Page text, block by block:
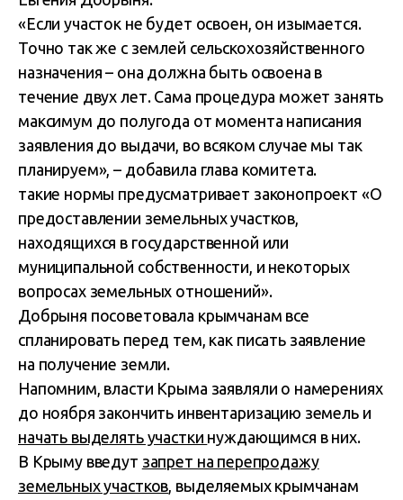
«Если участок не будет освоен, он изымается.
Точно так же с землей сельскохозяйственного
назначения – она должна быть освоена в
течение двух лет. Сама процедура может занять
максимум до полугода от момента написания
заявления до выдачи, во всяком случае мы так
планируем», – добавила глава комитета.
такие нормы предусматривает законопроект «О
предоставлении земельных участков,
находящихся в государственной или
муниципальной собственности, и некоторых
вопросах земельных отношений».
Добрыня посоветовала крымчанам все
спланировать перед тем, как писать заявление
на получение земли.
Напомним, власти Крыма заявляли о намерениях
до ноября закончить инвентаризацию земель и
начать выделять участки нуждающимся в них.
В Крыму введут запрет на перепродажу
земельных участков, выделяемых крымчанам